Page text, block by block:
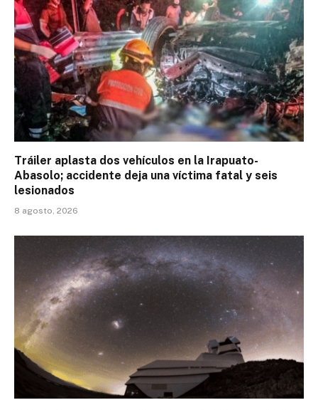
Tráiler aplasta dos vehículos en la Irapuato-
Abasolo; accidente deja una víctima fatal y seis
lesionados
8 agosto, 2026